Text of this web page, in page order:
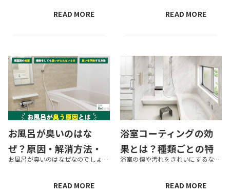
READ MORE READ MORE
お風呂が臭いのはな
ぜ？原因・解消方法・
とれないときの対処法お風呂が臭いのはなぜなのでしょうか。掃除しても気になる臭いがとれず、お困りの方も多いでしょう。この記事では、お風呂が臭い原因や対策、掃除しても臭いがとれないときの対処法などを紹介します。気になる臭いにお悩みでしたら、ぜひ...
READ MORE
浴室コーティングの効
果とは？種類ごとの特
徴と費用相場も解説
浴室の傷や汚れをきれいにするなら、浴室コーティングがおすすめです。コーティングすれば、防汚れ・防カビ効果などで日々のお手入れも楽になります。コーティング剤には種類があるため、特徴を知って目的に合ったものを選びましょう。こ...
READ MORE